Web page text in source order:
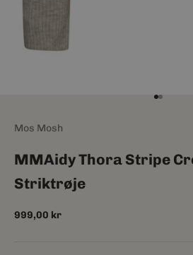
Gå til
Gå til
Mos Mosh
MMAidy Thora Stripe
Striktrøje
Salgspris
999,00 kr